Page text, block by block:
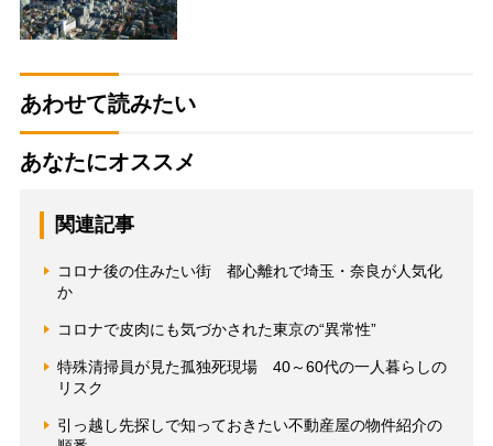
あわせて読みたい
あなたにオススメ
関連記事
コロナ後の住みたい街 都心離れで埼玉・奈良が人気化
か
コロナで皮肉にも気づかされた東京の“異常性”
特殊清掃員が見た孤独死現場 40～60代の一人暮らしの
リスク
引っ越し先探しで知っておきたい不動産屋の物件紹介の